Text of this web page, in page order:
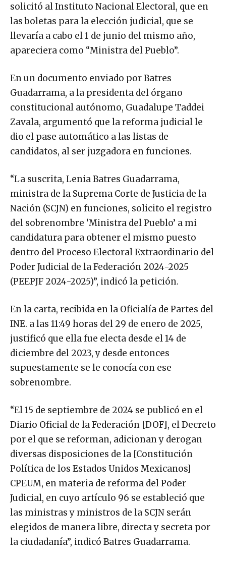
solicitó al Instituto Nacional Electoral, que en
las boletas para la elección judicial, que se
llevaría a cabo el 1 de junio del mismo año,
apareciera como “Ministra del Pueblo”.
En un documento enviado por Batres
Guadarrama, a la presidenta del órgano
constitucional autónomo, Guadalupe Taddei
Zavala, argumentó que la reforma judicial le
dio el pase automático a las listas de
candidatos, al ser juzgadora en funciones.
“La suscrita, Lenia Batres Guadarrama,
ministra de la Suprema Corte de Justicia de la
Nación (SCJN) en funciones, solicito el registro
del sobrenombre ‘Ministra del Pueblo’ a mi
candidatura para obtener el mismo puesto
dentro del Proceso Electoral Extraordinario del
Poder Judicial de la Federación 2024-2025
(PEEPJF 2024-2025)”, indicó la petición.
En la carta, recibida en la Oficialía de Partes del
INE. a las 11:49 horas del 29 de enero de 2025,
justificó que ella fue electa desde el 14 de
diciembre del 2023, y desde entonces
supuestamente se le conocía con ese
sobrenombre.
“El 15 de septiembre de 2024 se publicó en el
Diario Oficial de la Federación [DOF], el Decreto
por el que se reforman, adicionan y derogan
diversas disposiciones de la [Constitución
Política de los Estados Unidos Mexicanos]
CPEUM, en materia de reforma del Poder
Judicial, en cuyo artículo 96 se estableció que
las ministras y ministros de la SCJN serán
elegidos de manera libre, directa y secreta por
la ciudadanía”, indicó Batres Guadarrama.